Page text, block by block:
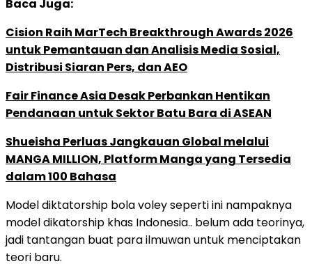
Baca Juga:
Cision Raih MarTech Breakthrough Awards 2026
untuk Pemantauan dan Analisis Media Sosial,
Distribusi Siaran Pers, dan AEO
Fair Finance Asia Desak Perbankan Hentikan
Pendanaan untuk Sektor Batu Bara di ASEAN
Shueisha Perluas Jangkauan Global melalui
MANGA MILLION, Platform Manga yang Tersedia
dalam 100 Bahasa
Model diktatorship bola voley seperti ini nampaknya
model dikatorship khas Indonesia.. belum ada teorinya,
jadi tantangan buat para ilmuwan untuk menciptakan
teori baru.